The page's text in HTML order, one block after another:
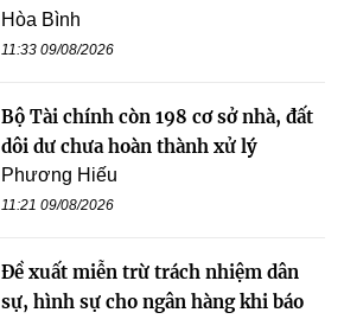
Hòa Bình
11:33 09/08/2026
Bộ Tài chính còn 198 cơ sở nhà, đất
dôi dư chưa hoàn thành xử lý
Phương Hiếu
11:21 09/08/2026
Đề xuất miễn trừ trách nhiệm dân
sự, hình sự cho ngân hàng khi báo